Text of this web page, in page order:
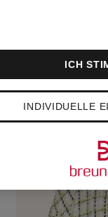
INDIVIDUELLE
ICH